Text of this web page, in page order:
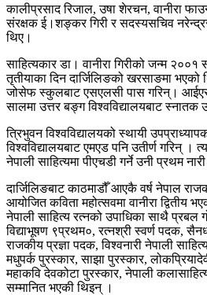
कालीप्रसाद रिजाल, उषा शेरचन, वानीरा
संरक्षक ई।शङ्कर गिरी र सदस्यसचिव
थिए।
साहित्यकार डा। वानीरा गिरीको जन्म
तृतीयाका दिन दार्जिलिङको खरसाङमा
जोसेफ स्कुलबाट एसएलसी पास गरिन्।
सालमा उत्तर बङ्ग विश्वविद्यालयबाट स्नातक
त्रिभुवन विश्वविद्यालयको स्थायी
विश्वविद्यालयबाट एमएड पनि उतीर्ण गरिन् ।
नेपाली साहित्यमा पीएचडी गर्ने उनी प्रथम
दार्जिलिङबाट काठमाडौँ आएकै वर्ष नेपाल
आयोजित कविता महोत्सवमा वानीरा द्वितीय
नेपाली साहित्य रत्नको उपाधिका साथै प्रबल
विद्याभूषण ९प्रथम०, रत्नश्री स्वर्ण पदक,
राजकीय प्रज्ञा पदक, विश्वनारी नेपाली
मधुपर्क पुरस्कार, साझा पुरस्कार,
महाकवि देवकोटा पुरस्कार, नेपाली
सम्मानित भएकी थिइन् ।